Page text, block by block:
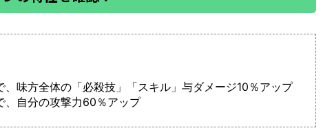
、味方全体の「必殺技」「スキル」与ダメージ10％アップ
、自分の攻撃力60％アップ